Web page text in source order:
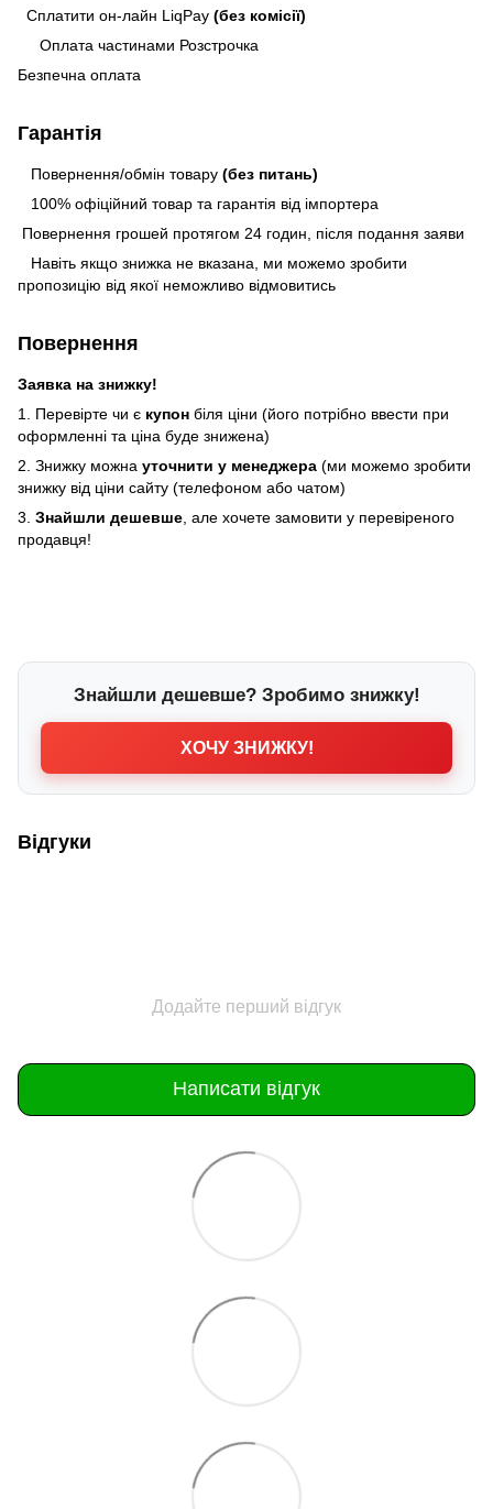
Сплатити он-лайн LiqPay (без комісії)
Оплата частинами Розстрочка
Безпечна оплата
Гарантія
Повернення/обмін товару (без питань)
100% офіційний товар та гарантія від імпортера
Повернення грошей протягом 24 годин, після подання заяви
Навіть якщо знижка не вказана, ми можемо зробити
пропозицію від якої неможливо відмовитись
Повернення
Заявка на знижку!
1. Перевірте чи є купон біля ціни (його потрібно ввести при
оформленні та ціна буде знижена)
2. Знижку можна уточнити у менеджера (ми можемо зробити
знижку від ціни сайту (телефоном або чатом)
3. Знайшли дешевше , але хочете замовити у перевіреного
продавця!
Знайшли дешевше? Зробимо знижку!
ХОЧУ ЗНИЖКУ!
Відгуки
Додайте перший відгук
Написати відгук